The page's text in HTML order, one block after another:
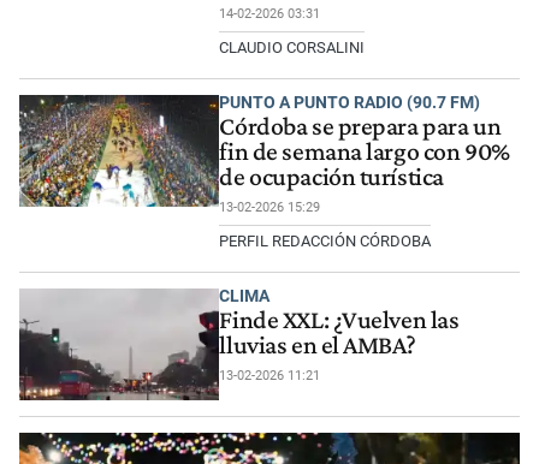
14-02-2026 03:31
CLAUDIO CORSALINI
PUNTO A PUNTO RADIO (90.7 FM)
Córdoba se prepara para un
fin de semana largo con 90%
de ocupación turística
13-02-2026 15:29
PERFIL REDACCIÓN CÓRDOBA
CLIMA
Finde XXL: ¿Vuelven las
lluvias en el AMBA?
13-02-2026 11:21